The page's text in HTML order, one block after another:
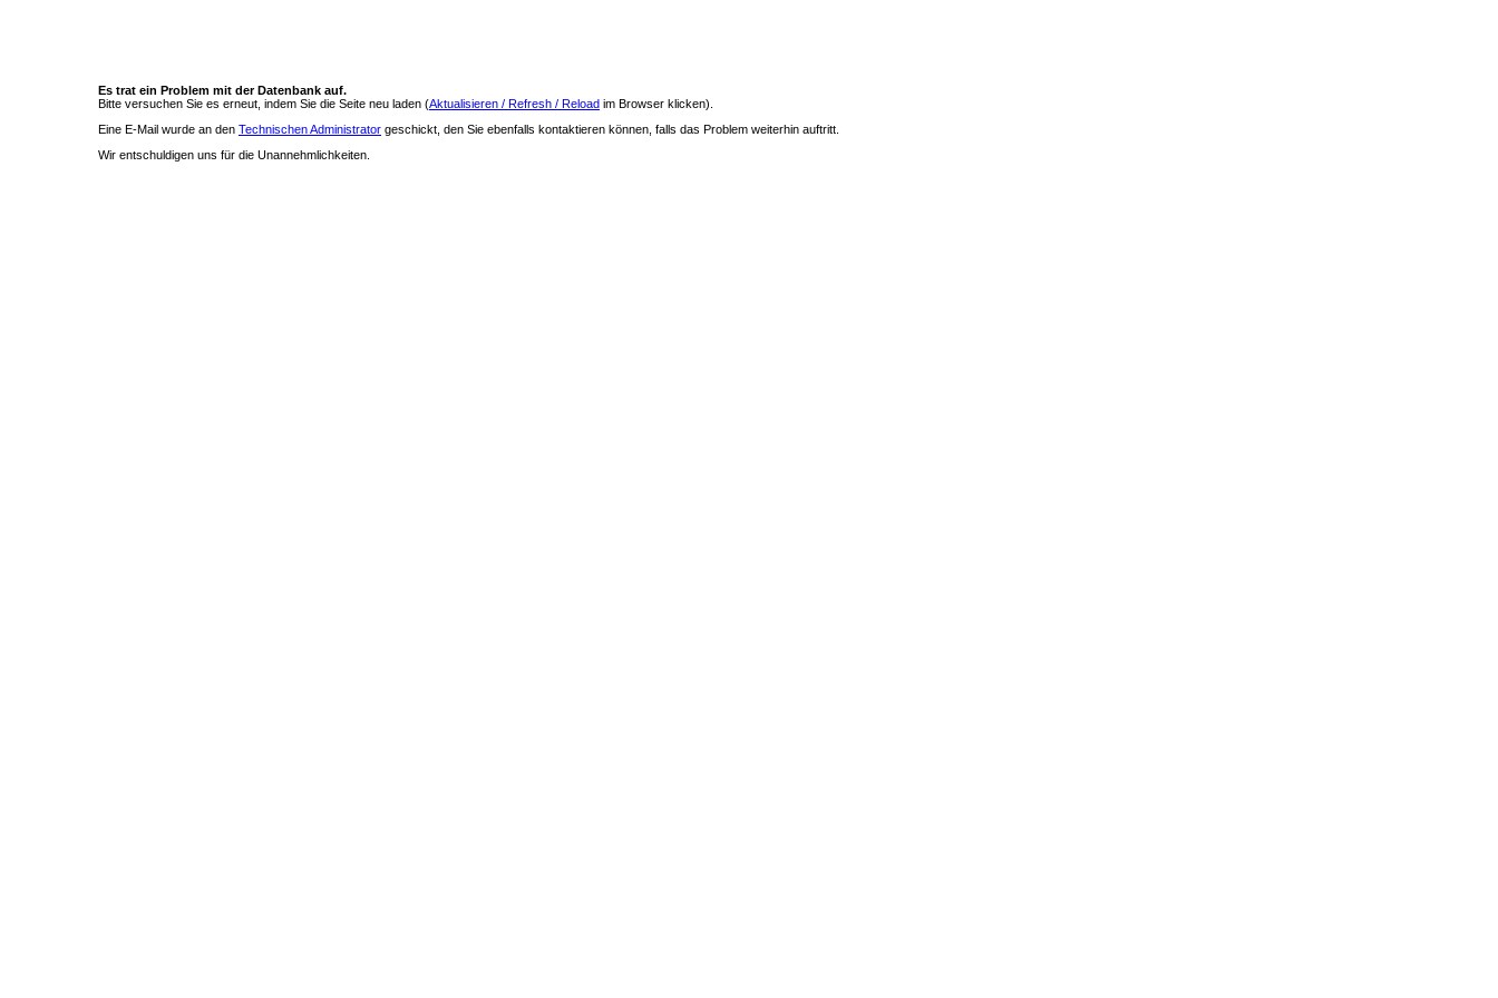
Es trat ein Problem mit der Datenbank auf.
Bitte versuchen Sie es erneut, indem Sie die Seite neu laden (Aktualisieren / Refresh / Reload im Browser klicken).
Eine E-Mail wurde an den Technischen Administrator geschickt, den Sie ebenfalls kontaktieren können, falls das Problem weiterhin auftritt.
Wir entschuldigen uns für die Unannehmlichkeiten.